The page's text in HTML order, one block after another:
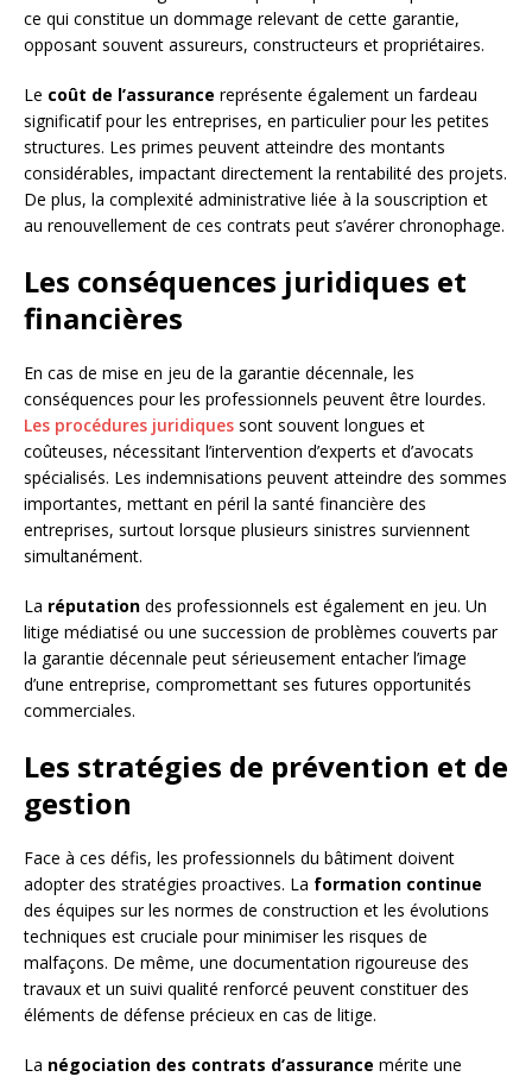
ce qui constitue un dommage relevant de cette garantie,
opposant souvent assureurs, constructeurs et propriétaires.
Le coût de l’assurance représente également un fardeau
significatif pour les entreprises, en particulier pour les petites
structures. Les primes peuvent atteindre des montants
considérables, impactant directement la rentabilité des projets.
De plus, la complexité administrative liée à la souscription et
au renouvellement de ces contrats peut s’avérer chronophage.
Les conséquences juridiques et
financières
En cas de mise en jeu de la garantie décennale, les
conséquences pour les professionnels peuvent être lourdes.
Les procédures juridiques sont souvent longues et
coûteuses, nécessitant l’intervention d’experts et d’avocats
spécialisés. Les indemnisations peuvent atteindre des sommes
importantes, mettant en péril la santé financière des
entreprises, surtout lorsque plusieurs sinistres surviennent
simultanément.
La réputation des professionnels est également en jeu. Un
litige médiatisé ou une succession de problèmes couverts par
la garantie décennale peut sérieusement entacher l’image
d’une entreprise, compromettant ses futures opportunités
commerciales.
Les stratégies de prévention et de
gestion
Face à ces défis, les professionnels du bâtiment doivent
adopter des stratégies proactives. La formation continue
des équipes sur les normes de construction et les évolutions
techniques est cruciale pour minimiser les risques de
malfaçons. De même, une documentation rigoureuse des
travaux et un suivi qualité renforcé peuvent constituer des
éléments de défense précieux en cas de litige.
La négociation des contrats d’assurance mérite une